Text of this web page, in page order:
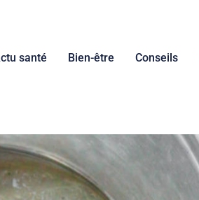
santé Bien-être Conseils